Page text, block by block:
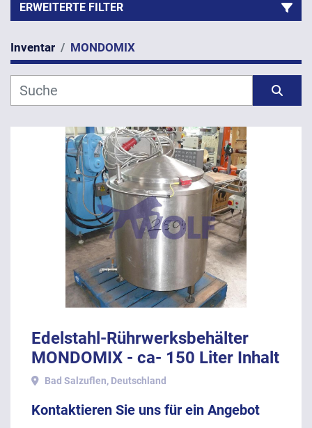
ERWEITERTE FILTER
Kategorie
Hersteller
ANWENDEN LÖSCHEN
Inventar MONDOMIX
Edelstahl-Rührwerksbehälter
MONDOMIX - ca- 150 Liter Inhalt
mit Antrieb von unten.
Bad Salzuflen, Deutschland
Kontaktieren Sie uns für ein Angebot